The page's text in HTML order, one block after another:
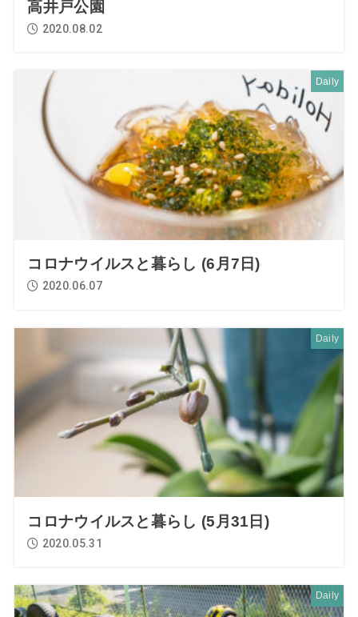
高井戸公園
2020.08.02
Daily
コロナウイルスと暮らし (6月7日)
2020.06.07
Daily
コロナウイルスと暮らし (5月31日)
2020.05.31
Daily